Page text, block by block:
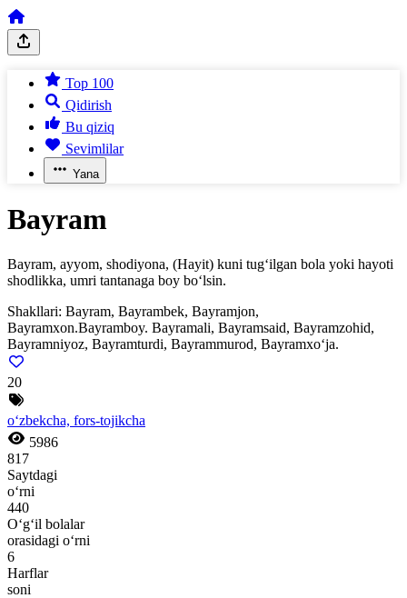
Top 100
Qidirish
Bu qiziq
Sevimlilar
Yana
Bayram
Bayram, ayyom, shodiyona, (Hayit) kuni tug‘ilgan bola yoki hayoti
shodlikka, umri tantanaga boy bo‘lsin.
Shakllari: Bayram, Bayrambek, Bayramjon,
Bayramxon.Bayramboy. Bayramali, Bayramsaid, Bayramzohid,
Bayramniyoz, Bayramturdi, Bayrammurod, Bayramxo‘ja.
20
o‘zbekcha, fors-tojikcha
5986
817
Saytdagi
o‘rni
440
O‘g‘il bolalar
orasidagi o‘rni
6
Harflar
soni